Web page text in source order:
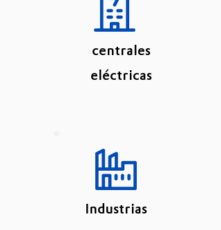
centrales
eléctricas
Industrias